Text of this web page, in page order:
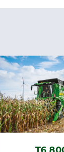
T6